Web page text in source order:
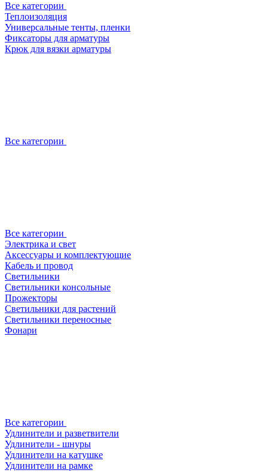
Все категории
Теплоизоляция
Универсальные тенты, пленки
Фиксаторы для арматуры
Крюк для вязки арматуры
Все категории
Все категории
Электрика и свет
Аксессуары и комплектующие
Кабель и провод
Светильники
Светильники консольные
Прожекторы
Светильники для растений
Светильники переносные
Фонари
Все категории
Удлинители и разветвители
Удлинители - шнуры
Удлинители на катушке
Удлинители на рамке